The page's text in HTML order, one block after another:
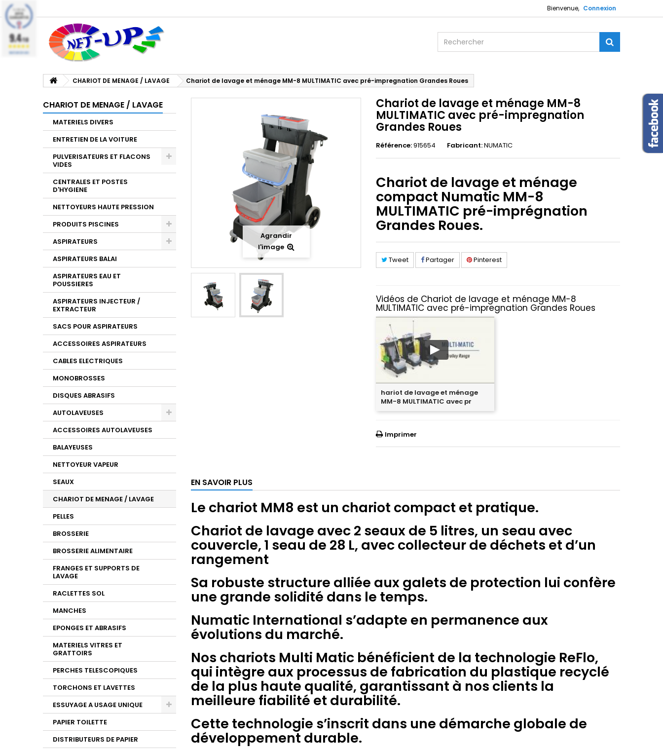
Bienvenue, Connexion
CHARIOT DE MENAGE / LAVAGE Chariot de lavage et ménage MM-8 MULTIMATIC avec pré-impregnation Grandes Roues
CHARIOT DE MENAGE / LAVAGE
MATERIELS DIVERS
ENTRETIEN DE LA VOITURE
PULVERISATEURS ET FLACONS
VIDES
CENTRALES ET POSTES
D'HYGIENE
NETTOYEURS HAUTE PRESSION
PRODUITS PISCINES
ASPIRATEURS
ASPIRATEURS BALAI
ASPIRATEURS EAU ET
POUSSIERES
ASPIRATEURS INJECTEUR /
EXTRACTEUR
SACS POUR ASPIRATEURS
ACCESSOIRES ASPIRATEURS
CABLES ELECTRIQUES
MONOBROSSES
DISQUES ABRASIFS
AUTOLAVEUSES
ACCESSOIRES AUTOLAVEUSES
BALAYEUSES
NETTOYEUR VAPEUR
SEAUX
CHARIOT DE MENAGE / LAVAGE
PELLES
BROSSERIE
BROSSERIE ALIMENTAIRE
FRANGES ET SUPPORTS DE
LAVAGE
RACLETTES SOL
MANCHES
EPONGES ET ABRASIFS
MATERIELS VITRES ET
GRATTOIRS
PERCHES TELESCOPIQUES
TORCHONS ET LAVETTES
ESSUYAGE A USAGE UNIQUE
PAPIER TOILETTE
DISTRIBUTEURS DE PAPIER
Agrandir
l'image
Chariot de lavage et ménage MM-8
MULTIMATIC avec pré-impregnation
Grandes Roues
Référence:915654 Fabricant:NUMATIC
Chariot de lavage et ménage
compact Numatic MM-8
MULTIMATIC pré-imprégnation
Grandes Roues.
Tweet Partager Pinterest
Vidéos de Chariot de lavage et ménage MM-8
MULTIMATIC avec pré-impregnation Grandes Roues
hariot de lavage et ménage
MM-8 MULTIMATIC avec pr
Imprimer
EN SAVOIR PLUS
Le chariot MM8 est un chariot compact et pratique.
Chariot de lavage avec 2 seaux de 5 litres, un seau avec
couvercle, 1 seau de 28 L, avec collecteur de déchets et d’un
rangement
Sa robuste structure alliée aux galets de protection lui confère
une grande solidité dans le temps.
Numatic International s’adapte en permanence aux
évolutions du marché.
Nos chariots Multi Matic bénéficient de la technologie ReFlo,
qui intègre aux processus de fabrication du plastique recyclé
de la plus haute qualité, garantissant à nos clients la
meilleure fiabilité et durabilité.
Cette technologie s’inscrit dans une démarche globale de
développement durable.
9.4/10